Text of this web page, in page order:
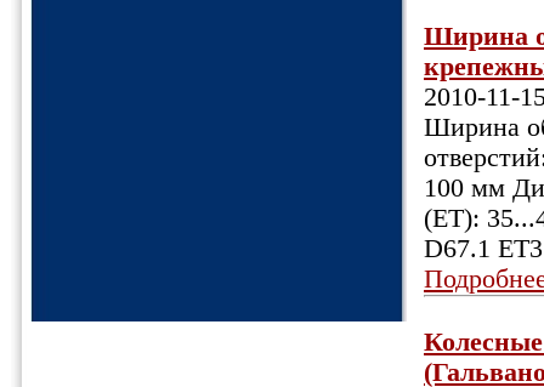
Ширина
2010-11-
Ширина
100 мм
(ET):
D67.1